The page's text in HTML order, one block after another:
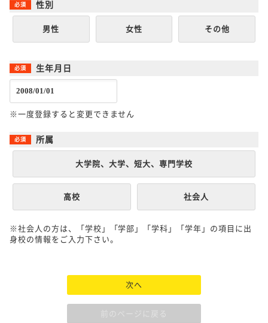
性別
男性 女性 その他
生年月日
※一度登録すると変更できません
所属
大学院、大学、短大、専門学校
高校 社会人
※社会人の方は、「学校」「学部」「学科」「学年」の項目に出
身校の情報をご入力下さい。
次へ
前のページに戻る